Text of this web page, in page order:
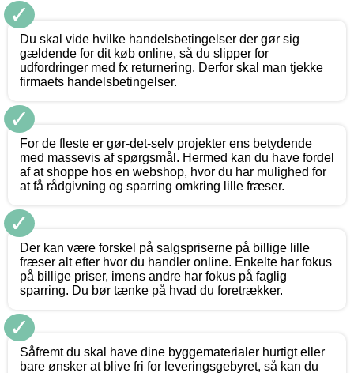
✓
Du skal vide hvilke handelsbetingelser der gør sig
gældende for dit køb online, så du slipper for
udfordringer med fx returnering. Derfor skal man tjekke
firmaets handelsbetingelser.
✓
For de fleste er gør-det-selv projekter ens betydende
med massevis af spørgsmål. Hermed kan du have fordel
af at shoppe hos en webshop, hvor du har mulighed for
at få rådgivning og sparring omkring lille fræser.
✓
Der kan være forskel på salgspriserne på billige lille
fræser alt efter hvor du handler online. Enkelte har fokus
på billige priser, imens andre har fokus på faglig
sparring. Du bør tænke på hvad du foretrækker.
✓
Såfremt du skal have dine byggematerialer hurtigt eller
bare ønsker at blive fri for leveringsgebyret, så kan du